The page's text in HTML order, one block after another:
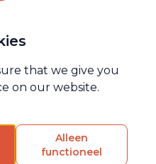
vorige levens
fundament met
energetisch systeem.
uit om ons daarin te
van informatie
that we give you
on our website.
Alleen
functioneel